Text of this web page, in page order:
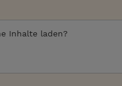
Inhalte laden?